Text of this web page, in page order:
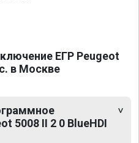
ЕГР Peugeot
в Москве
5008 II 2 0 BlueHDI